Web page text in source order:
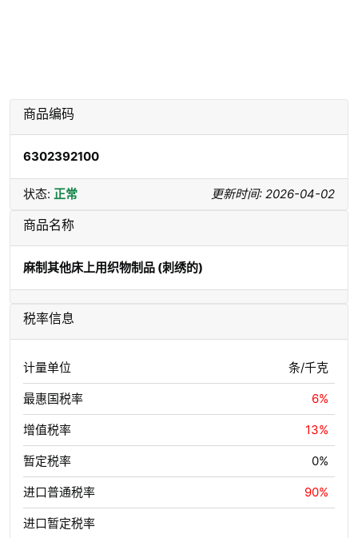
商品编码
6302392100
状态: 正常 更新时间: 2026-04-02
商品名称
麻制其他床上用织物制品 (刺绣的)
税率信息
计量单位 条/千克
最惠国税率 6%
增值税率 13%
暂定税率 0%
进口普通税率 90%
进口暂定税率